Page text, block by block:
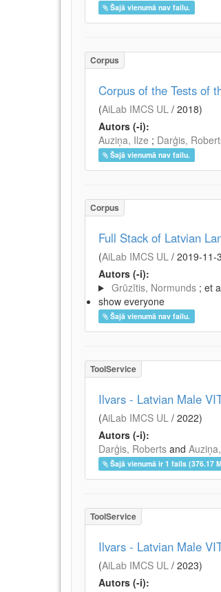
Šajā vienumā nav failu.
Corpus
Corpus of the Tests of
(AiLab IMCS UL / 2018)
Autors (-i):
Auziņa, Ilze ; Darģis,
Šajā vienumā nav failu.
Corpus
Full Stack of Latvian
(AiLab IMCS UL / 2019-11-
Autors (-i):
Grūzītis, Normunds ; et
show everyone
Šajā vienumā nav failu.
ToolService
Ilvars - Latvian Male
(AiLab IMCS UL / 2022)
Autors (-i):
Darģis, Roberts and
Šajā vienumā ir 1 fails (376.17
ToolService
Ilvars - Latvian Male
(AiLab IMCS UL / 2023)
Autors (-i):